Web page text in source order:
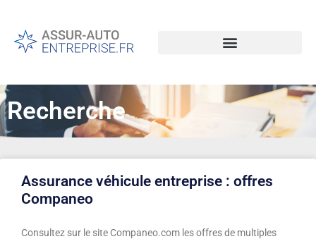
Recherche
Assurance véhicule entreprise : offres
Companeo
Consultez sur le site Companeo.com les offres de multiples